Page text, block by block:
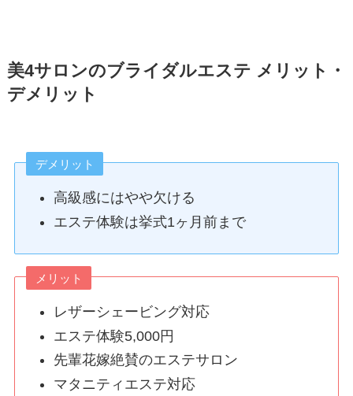
美4サロンのブライダルエステ メリット・
デメリット
デメリット
高級感にはやや欠ける
エステ体験は挙式1ヶ月前まで
メリット
レザーシェービング対応
エステ体験5,000円
先輩花嫁絶賛のエステサロン
マタニティエステ対応